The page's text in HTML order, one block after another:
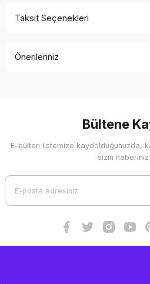
Taksit Seçenekleri
Önerileriniz
Görüş ve önerileriniz için teşekkür
Ürün resmi kalitesiz, bozuk veya
Bültene
E-bülten listemize kaydolduğunuzda,
sizin haberiniz